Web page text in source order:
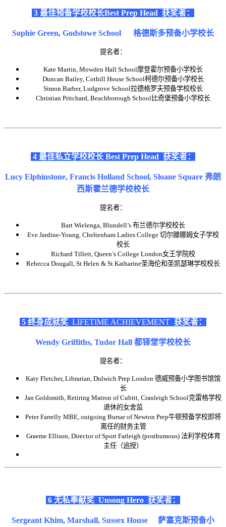
3 最佳预备学校校长Best Prep Head 获奖者：
Sophie Green, Godstowe School 格德斯多预备小学校长
提名者：
Kate Martin, Mowden Hall School摩登霍尔预备小学校长
Duncan Bailey, Cothill House School柯德尔预备小学校长
Simon Barber, Ludgrove School拉德格罗夫预备学校校长
Christian Pritchard, Beachborough School比奇堡预备小学校长
4 最佳私立学校校长 Best Prep Head 获奖者：
Lucy Elphinstone, Francis Holland School, Sloane Square 弗朗
西斯霍兰德学校校长
提名者：
Bart Wielenga, Blundell’s 布兰德尔学校校长
Eve Jardine-Young, Cheltenham Ladies College 切尔滕娜姆女子学校
校长
Richard Tillett, Queen’s College London女王学院校
Rebecca Dougall, St Helen & St Katharine圣海伦和圣凯瑟琳学校校长
5 终身成就奖 LIFETIME ACHIEVEMENT 获奖者：
Wendy Griffiths, Tudor Hall 都铎堂学校校长
提名者：
Katy Fletcher, Librarian, Dulwich Prep London 德威预备小学图书馆馆
长
Jan Goldsmith, Retiring Matron of Cubitt, Cranleigh School克雷格学校
退休的女舍监
Peter Farrelly MBE, outgoing Bursar of Newton Prep牛顿预备学校即将
离任的财务主管
Graeme Ellison, Director of Sport Farleigh (posthumous) 法利学校体育
主任（追授）
6 无私奉献奖 Unsong Hero 获奖者：
Sergeant Khim, Marshall, Sussex House 萨塞克斯预备小